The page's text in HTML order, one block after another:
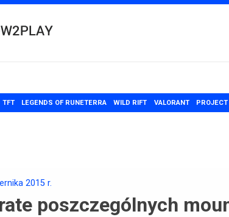
TFT LEGENDS OF RUNETERRA WILD RIFT VALORANT PROJECT
2015 r.
poszczególnych